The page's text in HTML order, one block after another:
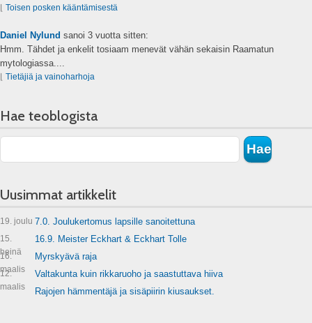
Toisen posken kääntämisestä
Daniel Nylund sanoi 3 vuotta sitten:
Hmm. Tähdet ja enkelit tosiaam menevät vähän sekaisin Raamatun
mytologiassa....
Tietäjiä ja vainoharhoja
Hae teoblogista
Uusimmat artikkelit
19. joulu 7.0. Joulukertomus lapsille sanoitettuna
15.
heinä
16.9. Meister Eckhart & Eckhart Tolle
16.
maalis
Myrskyävä raja
12.
maalis
Valtakunta kuin rikkaruoho ja saastuttava hiiva
Rajojen hämmentäjä ja sisäpiirin kiusaukset.